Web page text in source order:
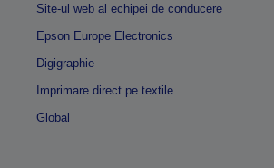
Site-ul web al echipei de conducere
Epson Europe Electronics
Digigraphie
Imprimare direct pe textile
Global